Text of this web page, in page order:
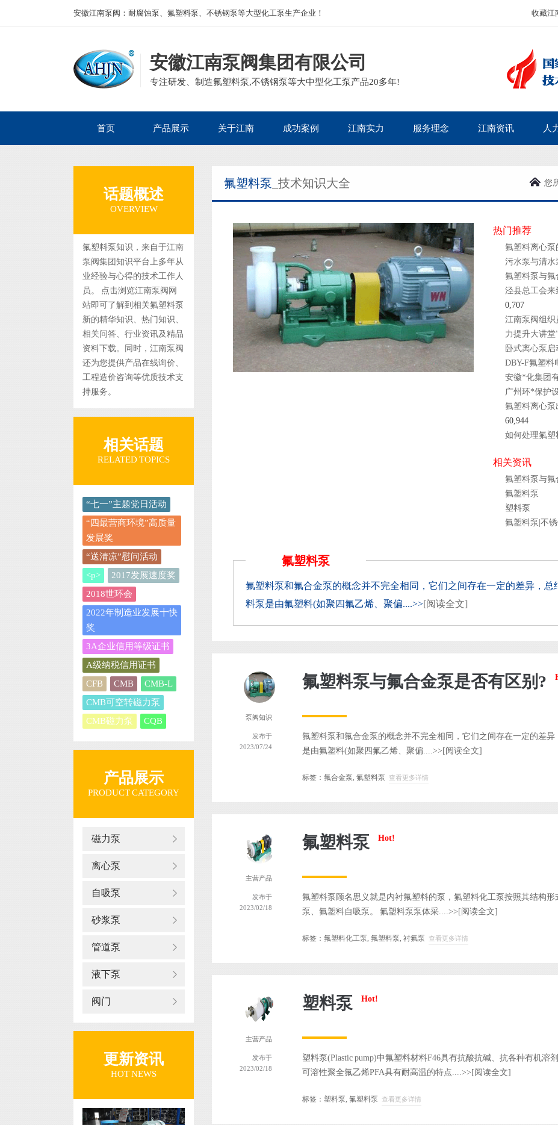
安徽江南泵阀：耐腐蚀泵、氟塑料泵、不锈钢泵等大型化工泵生产企业！ 收藏江
安徽江南泵阀集团有限公司
专注研发、制造氟塑料泵,不锈钢泵等大中型化工泵产品20多年!
首页
集团案例
产品展示
砂浆泵
管道泵
隔膜泵
关于江南
发展历程
组织框架
董事长寄语
成功案例
生物医药
电镀废水
石油化工
矿业冶金
造纸印染
江南实力
客户见证
资质荣誉
主营产品
服务理念
售后政策
服务流程
江南资讯
泵阀知识
泵阀问答
行业百科
人
培
人
话题概述
OVERVIEW
氟塑料泵知识，来自于江南
泵阀集团知识平台上多年从
业经验与心得的技术工作人
员。 点击浏览江南泵阀网
站即可了解到相关氟塑料泵
新的精华知识、热门知识、
相关问答、行业资讯及精品
资料下载。同时，江南泵阀
还为您提供产品在线询价、
工程造价咨询等优质技术支
持服务。
相关话题
RELATED TOPICS
“七一”主题党日活动
“四最营商环境”高质量
发展奖
“送清凉”慰问活动
<p>
2017发展速度奖
2018世环会
2022年制造业发展十快
奖
3A企业信用等级证书
A级纳税信用证书
CFB
CMB
CMB-L
CMB可空转磁力泵
CMB磁力泵
CQB
产品展示
PRODUCT CATEGORY
磁力泵
离心泵
自吸泵
砂浆泵
管道泵
液下泵
阀门
更新资讯
HOT NEWS
氟塑料泵 _技术知识大全 您
热门推荐
氟塑料离心泵
污水泵与清水
氟塑料泵与氟
泾县总工会来
0,707
江南泵阀组织
力提升大讲堂
卧式离心泵
DBY-F氟塑料
安徽*化集团
广州环*保护
氟塑料离心泵
60,944
如何处理氟塑
相关资讯
氟塑料泵与氟
氟塑料泵
塑料泵
氟塑料泵|不
氟塑料泵
氟塑料泵和氟合金泵的概念并不完全相同，它们之间存在一定的差异，总
料泵是由氟塑料(如聚四氟乙烯、聚偏....>>[阅读全文]
泵阀知识
发布于
2023/07/24
氟塑料泵与氟合金泵是否有区别?
氟塑料泵和氟合金泵的概念并不完全相同，它们之间存在一定的差
是由氟塑料(如聚四氟乙烯、聚偏....>> [阅读全文]
标签： 氟合金泵, 氟塑料泵 查看更多详情
主营产品
发布于
2023/02/18
氟塑料泵 Hot!
氟塑料泵顾名思义就是内衬氟塑料的泵，氟塑料化工泵按照其结构
泵、氟塑料自吸泵。 氟塑料泵泵体采....>> [阅读全文]
标签： 氟塑料化工泵, 氟塑料泵, 衬氟泵 查看更多详情
主营产品
发布于
2023/02/18
塑料泵 Hot!
塑料泵(Plastic pump)中氟塑料材料F46具有抗酸抗碱、抗各种有机溶
可溶性聚全氟乙烯PFA具有耐高温的特点....>> [阅读全文]
标签： 塑料泵, 氟塑料泵 查看更多详情